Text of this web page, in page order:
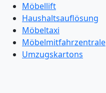
Möbellift
Haushaltsauflösung
Möbeltaxi
Möbelmitfahrzentrale
Umzugskartons